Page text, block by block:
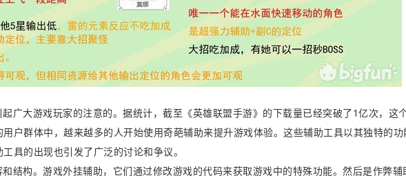
广大游戏玩家的注意的。据统计，截至《英雄联盟手游》的下载量已经突破了1亿次，这
户群体中，越来越多的人开始使用奇葩辅助来提升游戏体验。这些辅助工具以其独特的
具的出现也引发了广泛的讨论和争议。
结构。游戏外挂辅助，它们通过修改游戏的代码来获取游戏中的特殊功能。然后是作弊辅